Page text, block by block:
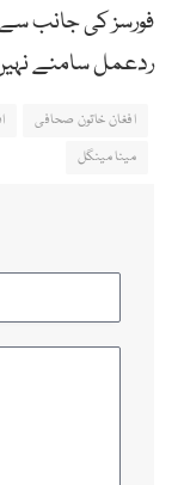
فورسز کی جانب سے
ردعمل سامنے
افغان خاتون صحافی
مینا مینگل